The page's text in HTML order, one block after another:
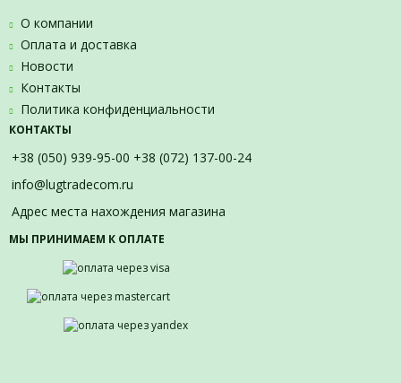
О компании
Оплата и доставка
Новости
Контакты
Политика конфиденциальности
КОНТАКТЫ
+38 (050) 939-95-00 +38 (072) 137-00-24
info@lugtradecom.ru
Адрес места нахождения магазина
МЫ ПРИНИМАЕМ К ОПЛАТЕ